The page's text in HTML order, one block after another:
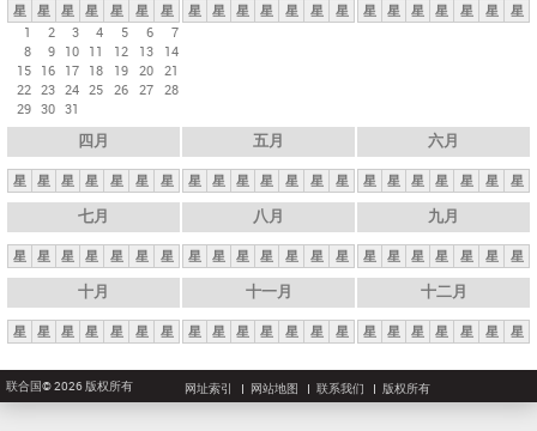
星 星 星 星 星 星
星
1
2 3 4 5 6
7
8
9 10 11 12 13
14
15 16 17 18 19 20 21
22 23 24 25 26 27 28
29 30 31
星 星 星 星 星 星 星 星 星 星 星 星 星 星
四月
星 星 星 星 星 星 星
五月
星 星 星 星 星 星 星
六月
星 星 星 星 星 星 星
七月
星 星 星 星 星 星 星
八月
星 星 星 星 星 星 星
九月
星 星 星 星 星 星 星
十月
星 星 星 星 星 星 星
十一月
星 星 星 星 星 星 星
十二月
星 星 星 星 星 星 星
联合国© 2026 版权所有 网址索引 网站地图 联系我们 版权所有